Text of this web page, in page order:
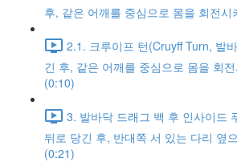
후, 같은 어깨를 중심으로 몸을 회전시
2.1. 크루이프 턴(Cruyff Turn, 발
긴 후, 같은 어깨를 중심으로 몸을 회
(0:10)
3. 발바닥 드래그 백 후 인사이드
뒤로 당긴 후, 반대쪽 서 있는 다리 옆
(0:21)